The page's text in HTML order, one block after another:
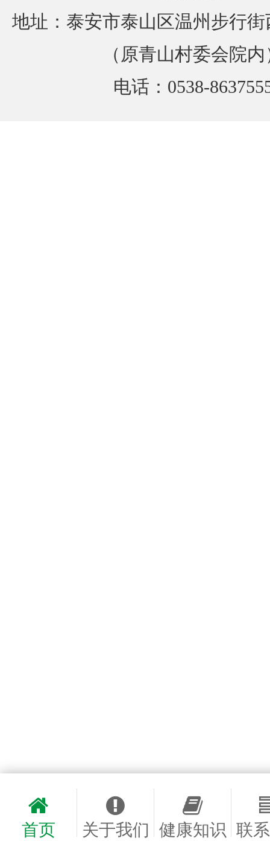
地址：泰安市泰山区温州步行街
（原青山村委会院内
电话：0538-
首页 关于我们 健康知识 联